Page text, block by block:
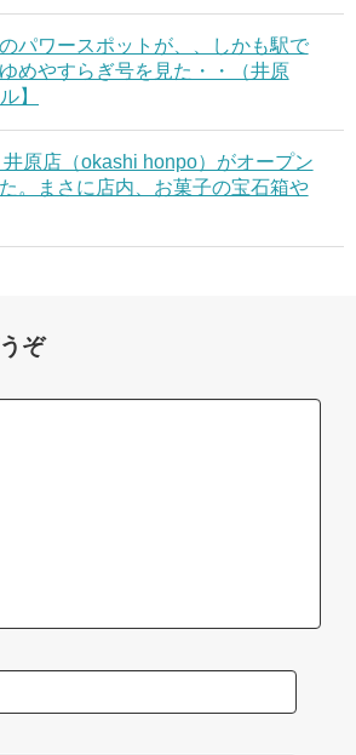
パワースポットが、、しかも駅で
めやすらぎ号を見た・・（井原
】
原店（okashi honpo）がオープン
。まさに店内、お菓子の宝石箱や
ぞ